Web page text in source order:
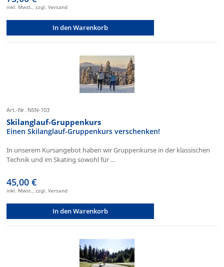
inkl. Mwst., zzgl. Versand
In den Warenkorb
Art.-Nr. NSN-103
Skilanglauf-Gruppenkurs
Einen Skilanglauf-Gruppenkurs verschenken!
In unserem Kursangebot haben wir Gruppenkurse in der klassischen
Technik und im Skating sowohl für ...
45,00 €
inkl. Mwst., zzgl. Versand
In den Warenkorb